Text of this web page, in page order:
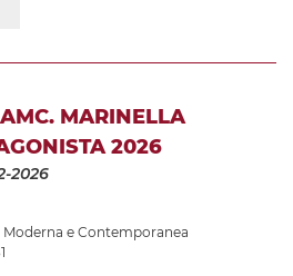
MARINELLA
2026
2026
Moderna e Contemporanea